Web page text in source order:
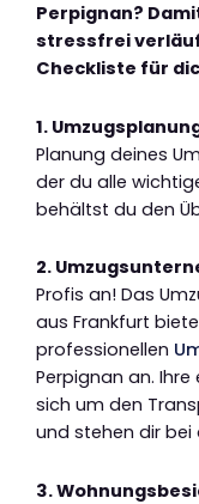
Perpignan?
stressfrei
Checkliste für
1.
Planung deines
der du alle
behältst du den
2.
Profis an! Das
aus Frankfurt
professionellen
Perpignan an.
sich um den
und stehen dir bei
3.